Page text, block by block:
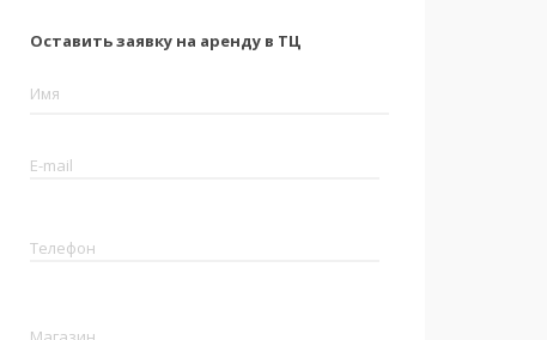
Оставить заявку на аренду в ТЦ